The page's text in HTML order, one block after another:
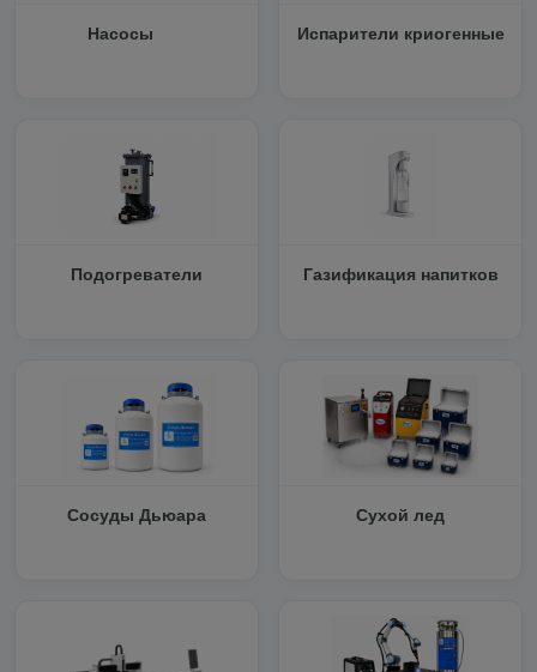
Насосы Испарители криогенные
Подогреватели Газификация напитков
Сосуды Дьюара Сухой лед